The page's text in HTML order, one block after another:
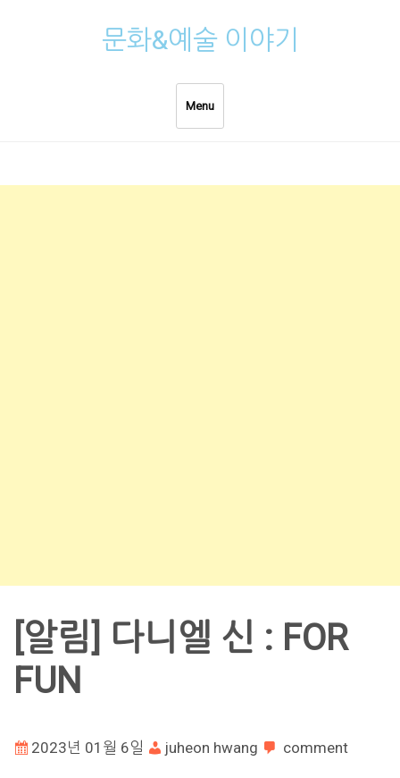
문화&예술 이야기
Menu
[알림] 다니엘 신 : FOR
FUN
2023년 01월 6일 juheon hwang comment